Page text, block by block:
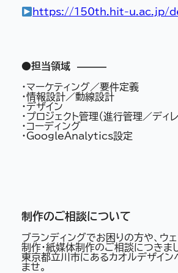
https://150th.hit-u.ac.jp/
●担当領域 ———
・マーケティング／要件定義
・情報設計／動線設計
・デザイン
・プロジェクト管理（進行管理／ディレ
・コーディング
・GoogleAnalytics設定
制作のご相談について
ブランディングでお困りの方や、ウ
制作・紙媒体制作のご相談につきまし
東京都立川市にあるカオルデザイン
ませ。